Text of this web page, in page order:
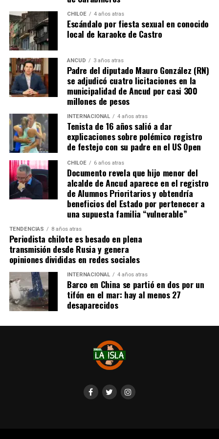
resuena desde todo Chiloé, cuna del apoyo recibido por
parte de Camila Gómez, hasta nuestro lejano norte. Es
que, a diferencia del conocido dicho, en este caso, todos
los caminos conducen a… La Moneda y, mientras se
espera ese gesto por parte de la madre del pequeño
Tomás, los pasos siguen quemando los pies de Fernando
en pos de que cada kilómetro recorrido, signifique más
que una llegada a Santiago, un arribo a la cura de su hijo
Actualmente, Gómez se encuentra en Santiago
realizando trámites y participando como invitada en
distintos medios de comunicación. Aunque aún no tiene
una fecha exacta para su viaje a Estados Unidos, donde
se administra el medicamento, indicó que esperan
realizarlo «a mediados de junio».
Cabe destacar que, pese a que se logró reunir el dinero y,
por ende, la meta se cumplió, continúan circulando por
redes sociales, eventos a beneficios de Tomás Ross.
¿Como ayudar?
Instagram, Dante_contra_duchenne
Fernando Jara (padre)
19.968.680-1
Banco Falabella, cuenta corriente
11510154944
fernandokine1998@gmail.com
CHILOE 4 años atras
Escándalo por fiesta sexual en conocido
local de karaoke de Castro
ANCUD 3 años atras
Padre del diputado Mauro González (RN)
se adjudicó cuatro licitaciones en la
municipalidad de Ancud por casi 300
millones de pesos
INTERNACIONAL 4 años atras
Tenista de 16 años salió a dar
explicaciones sobre polémico registro
de festejo con su padre en el US Open
CHILOE 6 años atras
Documento revela que hijo menor del
alcalde de Ancud aparece en el registro
de Alumnos Prioritarios y obtendría
beneficios del Estado por pertenecer a
una supuesta familia “vulnerable”
TENDENCIAS 8 años atras
Periodista chilote es besado en plena
transmisión desde Rusia y genera
opiniones divididas en redes sociales
INTERNACIONAL 4 años atras
Barco en China se partió en dos por un
tifón en el mar: hay al menos 27
desaparecidos